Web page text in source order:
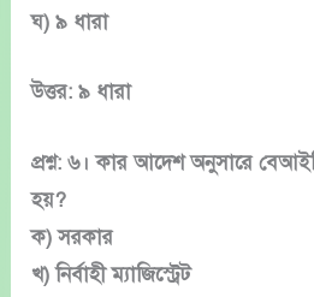
ঘ) ৯ ধারা
উত্তর: ৯ ধারা
প্রশ্ন: ৬। কার আদেশ অনুসারে
হয়?
ক) সরকার
খ) নির্বাহী ম্যাজিস্ট্রেট